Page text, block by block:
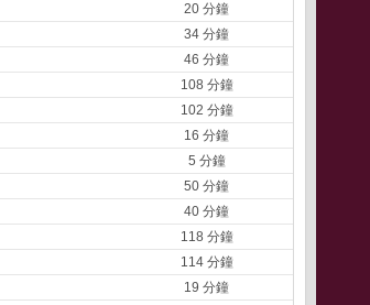
20 分鐘
34 分鐘
46 分鐘
108 分鐘
102 分鐘
16 分鐘
5 分鐘
50 分鐘
40 分鐘
118 分鐘
114 分鐘
19 分鐘